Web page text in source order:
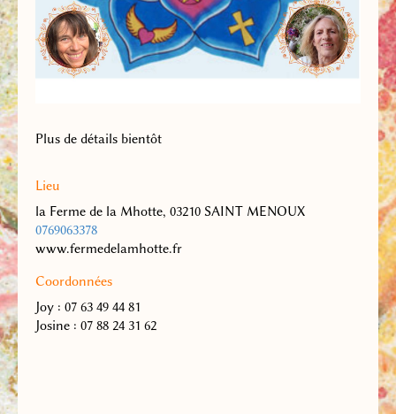
Plus de détails bientôt
Lieu
la Ferme de la Mhotte, 03210 SAINT MENOUX
0769063378
www.fermedelamhotte.fr
Coordonnées
Joy : 07 63 49 44 81
Josine : 07 88 24 31 62